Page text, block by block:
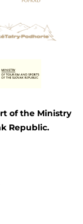
of the Ministry
Republic.